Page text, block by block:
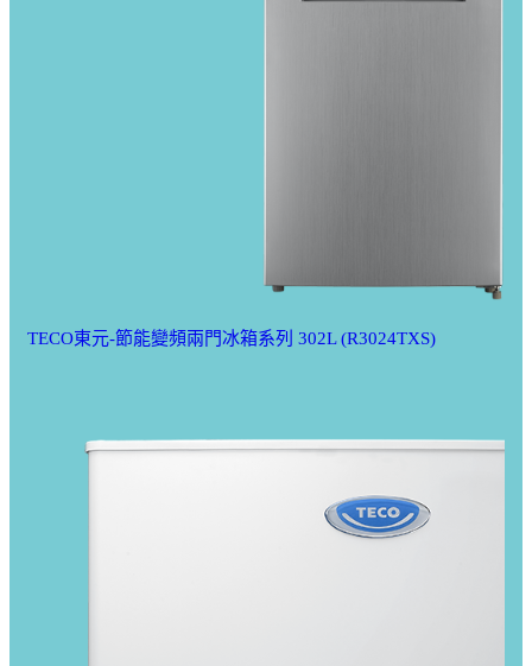
TECO東元-節能變頻兩門冰箱系列 302L (R3024TXS)